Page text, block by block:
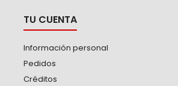
TU CUENTA
Información personal
Pedidos
Créditos